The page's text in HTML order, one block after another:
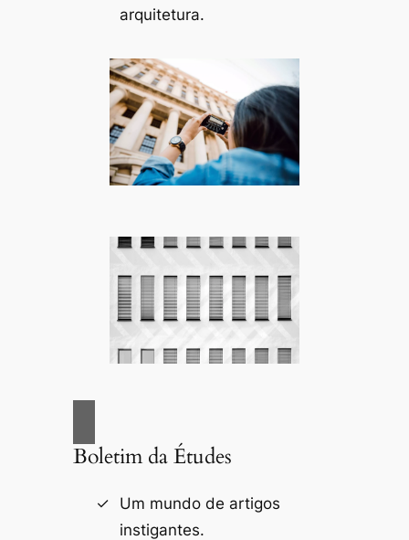
arquitetura.
Boletim da Études
Um mundo de artigos
instigantes.